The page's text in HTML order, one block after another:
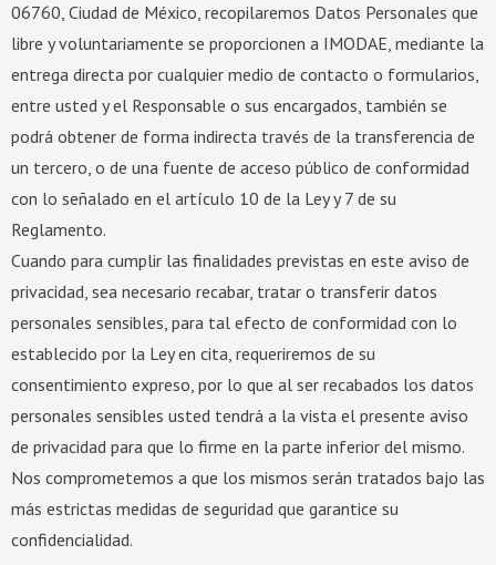
06760, Ciudad de México, recopilaremos Datos Personales que
libre y voluntariamente se proporcionen a IMODAE, mediante la
entrega directa por cualquier medio de contacto o formularios,
entre usted y el Responsable o sus encargados, también se
podrá obtener de forma indirecta través de la transferencia de
un tercero, o de una fuente de acceso público de conformidad
con lo señalado en el artículo 10 de la Ley y 7 de su
Reglamento.
Cuando para cumplir las finalidades previstas en este aviso de
privacidad, sea necesario recabar, tratar o transferir datos
personales sensibles, para tal efecto de conformidad con lo
establecido por la Ley en cita, requeriremos de su
consentimiento expreso, por lo que al ser recabados los datos
personales sensibles usted tendrá a la vista el presente aviso
de privacidad para que lo firme en la parte inferior del mismo.
Nos comprometemos a que los mismos serán tratados bajo las
más estrictas medidas de seguridad que garantice su
confidencialidad.